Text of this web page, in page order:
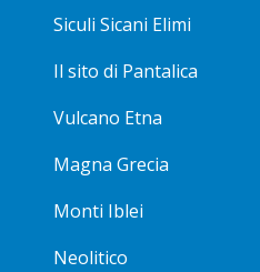
Siculi Sicani Elimi
Il sito di Pantalica
Vulcano Etna
Magna Grecia
Monti Iblei
Neolitico